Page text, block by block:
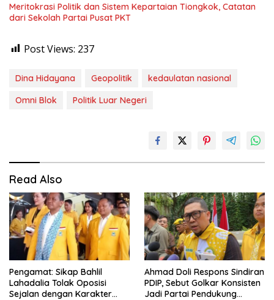
Meritokrasi Politik dan Sistem Kepartaian Tiongkok, Catatan
dari Sekolah Partai Pusat PKT
Post Views: 237
Dina Hidayana Geopolitik
kedaulatan nasional
Omni Blok
Politik Luar Negeri
Read Also
Pengamat: Sikap Bahlil
Lahadalia Tolak Oposisi
Sejalan dengan Karakter
Ahmad Doli Respons Sindiran
PDIP, Sebut Golkar Konsisten
Jadi Partai Pendukung